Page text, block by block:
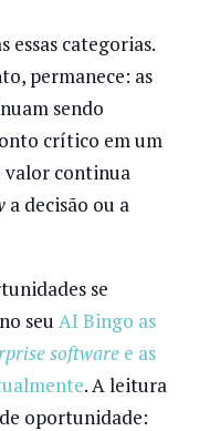
essas categorias.
permanece: as
sendo
crítico em um
valor continua
a decisão ou a
se
seu AI Bingo as
softwaree as
. A leitura
oportunidade: